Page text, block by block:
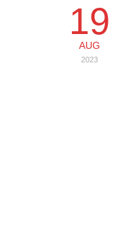
19
AUG
2023